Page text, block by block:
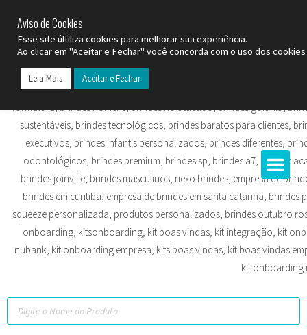
Aviso de Cookies
Esse site últiliza cookies para melhorar sua experiência.
Ao clicar em "Aceitar e Fechar" você concorda com o uso dos
Leia Mais Aceitar e Fechar